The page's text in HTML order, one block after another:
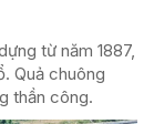
từ năm 1887,
Quả chuông
thần công.